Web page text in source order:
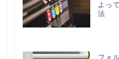
よっ
法
7
フォ